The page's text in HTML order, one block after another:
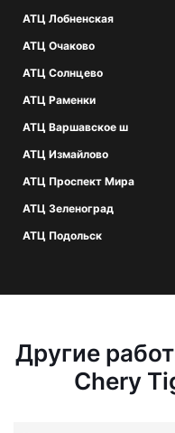
АТЦ Лобненская
АТЦ Очаково
АТЦ Солнцево
АТЦ Раменки
АТЦ Варшавское ш
АТЦ Измайлово
АТЦ Проспект Мира
АТЦ Зеленоград
АТЦ Подольск
Другие
Chery